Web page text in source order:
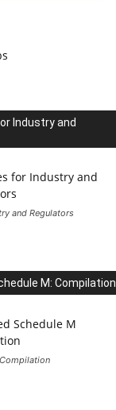
Industry and
and Regulators
M: Compilation